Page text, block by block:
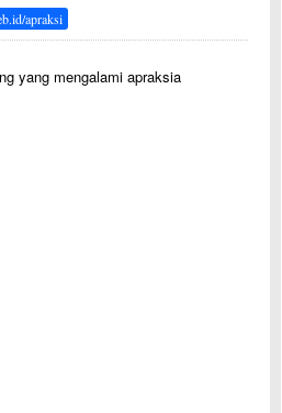
apraksi
yang mengalami apraksia